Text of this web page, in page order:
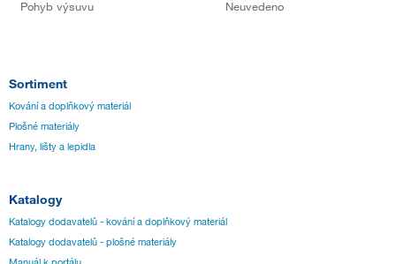
Pohyb výsuvu Neuvedeno
Sortiment
Kování a doplňkový materiál
Plošné materiály
Hrany, lišty a lepidla
Katalogy
Katalogy dodavatelů - kování a doplňkový materiál
Katalogy dodavatelů - plošné materiály